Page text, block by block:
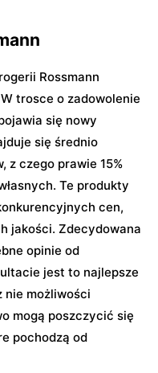
Rossmann
trosce o zadowolenie
się nowy
się średnio
z czego prawie 15%
Te produkty
cen,
jakości. Zdecydowana
opinie od
jest to najlepsze
nie możliwości
mogą poszczycić się
pochodzą od